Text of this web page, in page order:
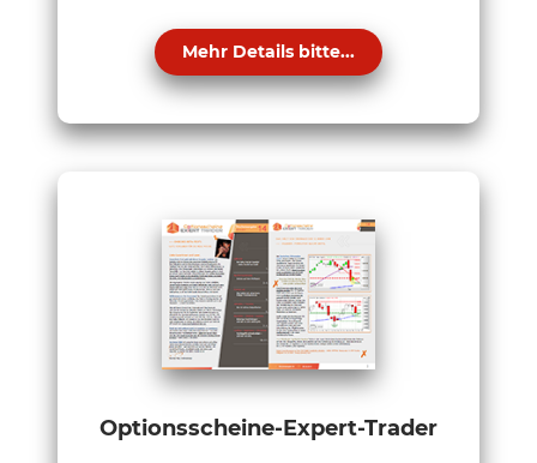
Mehr Details bitte...
Optionsscheine-Expert-Trader